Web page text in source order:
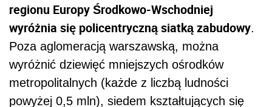
regionu Europy Środkowo-Wschodniej
wyróżnia się policentryczną siatką zabudowy.
Poza aglomeracją warszawską, można
wyróżnić dziewięć mniejszych ośrodków
metropolitalnych (każde z liczbą ludności
powyżej 0,5 mln), siedem kształtujących się